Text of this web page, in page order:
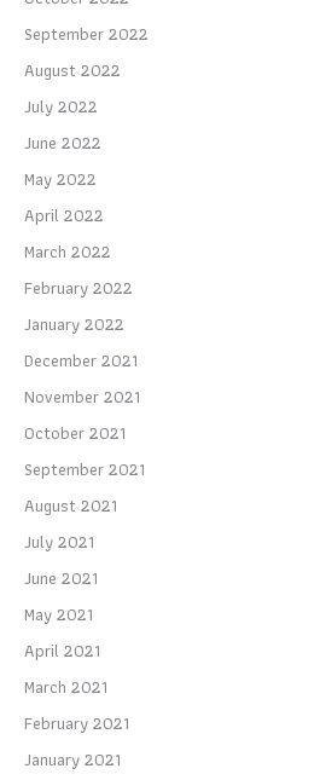
September 2022
August 2022
July 2022
June 2022
May 2022
April 2022
March 2022
February 2022
January 2022
December 2021
November 2021
October 2021
September 2021
August 2021
July 2021
June 2021
May 2021
April 2021
March 2021
February 2021
January 2021